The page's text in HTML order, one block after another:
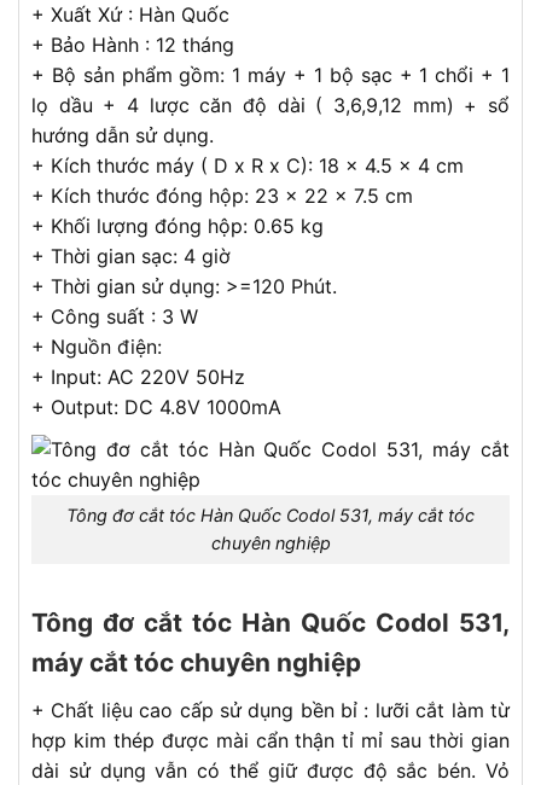
+ Xuất Xứ : Hàn Quốc
+ Bảo Hành : 12 tháng
+ Bộ sản phẩm gồm: 1 máy + 1 bộ sạc + 1 chổi + 1
lọ dầu + 4 lược căn độ dài ( 3,6,9,12 mm) + sổ
hướng dẫn sử dụng.
+ Kích thước máy ( D x R x C): 18 x 4.5 x 4 cm
+ Kích thước đóng hộp: 23 x 22 x 7.5 cm
+ Khối lượng đóng hộp: 0.65 kg
+ Thời gian sạc: 4 giờ
+ Thời gian sử dụng: >=120 Phút.
+ Công suất : 3 W
+ Nguồn điện:
+ Input: AC 220V 50Hz
+ Output: DC 4.8V 1000mA
Tông đơ cắt tóc Hàn Quốc Codol 531, máy cắt tóc
chuyên nghiệp
Tông đơ cắt tóc Hàn Quốc Codol 531,
máy cắt tóc chuyên nghiệp
+ Chất liệu cao cấp sử dụng bền bỉ : lưỡi cắt làm từ
hợp kim thép được mài cẩn thận tỉ mỉ sau thời gian
dài sử dụng vẫn có thể giữ được độ sắc bén. Vỏ